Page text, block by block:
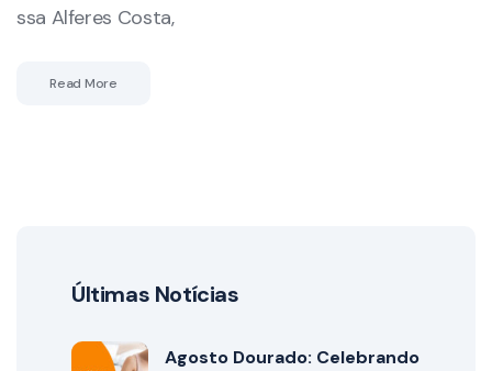
ssa Alferes Costa,
Read More
Últimas Notícias
Agosto Dourado: Celebrando